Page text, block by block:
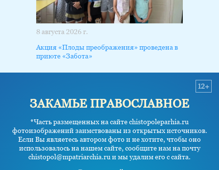
8 августа 2026 г.
Акция «Плоды преображения» проведена в
приюте «Забота»
ЗАКАМЬЕ ПРАВОСЛАВНОЕ
*Часть размещенных на сайте chistopoleparhia.ru
фотоизображений заимствованы из открытых источников.
Если Вы являетесь автором фото и не хотите, чтобы оно
использовалось на нашем сайте, сообщите нам на почту
chistopol@mpatriarchia.ru и мы удалим его с сайта.
12+